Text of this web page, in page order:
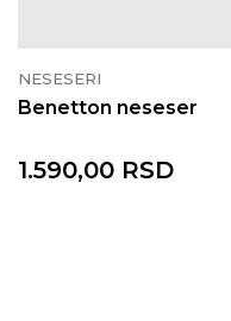
NESESERI
Benetton neseser
1.590,00 RSD